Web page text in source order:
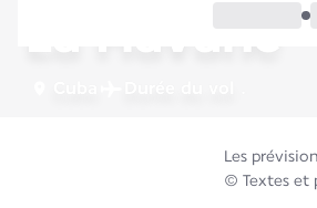
La Havane
Les
© Textes et